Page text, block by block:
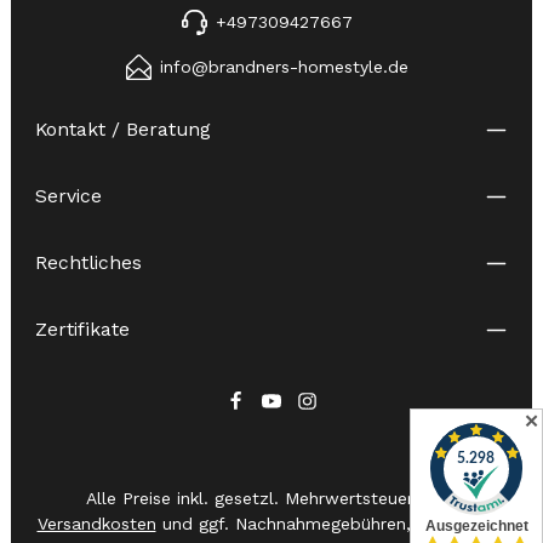
+497309427667
info@brandners-homestyle.de
Kontakt / Beratung
Service
Rechtliches
Zertifikate
Alle Preise inkl. gesetzl. Mehrwertsteuer zzgl.
Versandkosten und ggf. Nachnahmegebühren, wenn nicht
✕